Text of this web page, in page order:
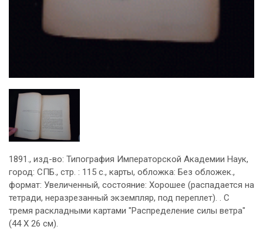
1891., изд-во: Типография Императорской Академии Наук,
город: СПБ., стр. : 115 с., карты, обложка: Без обложек.,
формат: Увеличенный, состояние: Хорошее (распадается на
тетради, неразрезанный экземпляр, под переплет). . С
тремя раскладными картами "Распределение силы ветра"
(44 Х 26 см).